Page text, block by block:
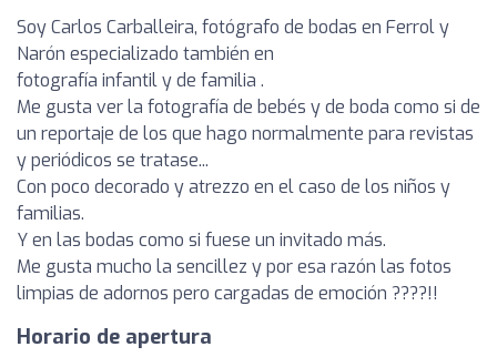
Soy Carlos Carballeira, fotógrafo de bodas en Ferrol y
Narón especializado también en
fotografía infantil y de familia .
Me gusta ver la fotografía de bebés y de boda como si de
un reportaje de los que hago normalmente para revistas
y periódicos se tratase...
Con poco decorado y atrezzo en el caso de los niños y
familias.
Y en las bodas como si fuese un invitado más.
Me gusta mucho la sencillez y por esa razón las fotos
limpias de adornos pero cargadas de emoción ????!!
Horario de apertura